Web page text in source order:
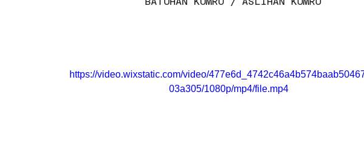
https://video.wixstatic.com/video/
03a305/1080p/mp4/file.mp4